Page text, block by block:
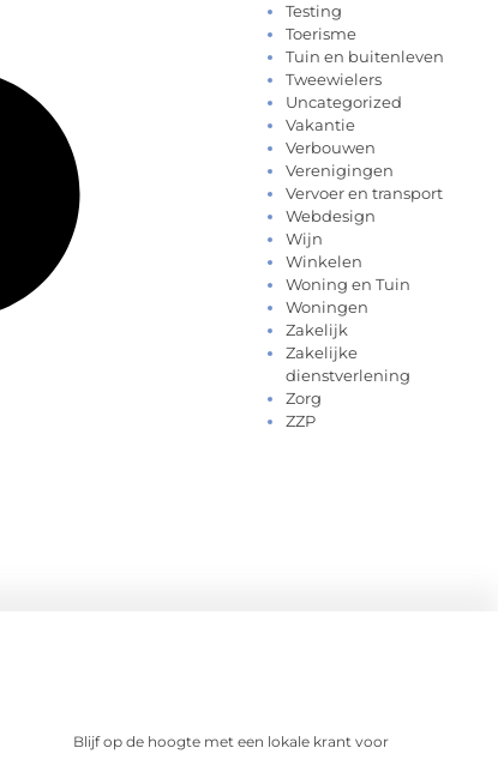
Testing
Toerisme
Tuin en buitenleven
Tweewielers
Uncategorized
Vakantie
Verbouwen
Verenigingen
Vervoer en transport
Webdesign
Wijn
Winkelen
Woning en Tuin
Woningen
Zakelijk
Zakelijke
dienstverlening
Zorg
ZZP
Blijf op de hoogte met een lokale krant voor